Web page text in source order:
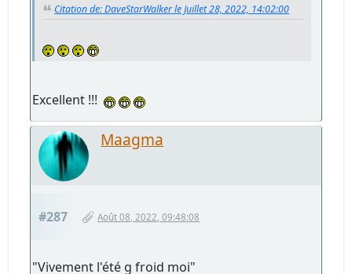
Citation de: DaveStarWalker le Juillet 28, 2022, 14:02:00
Excellent !!!
Maagma
#287 Août 08, 2022, 09:48:08
"Vivement l'été g froid moi"